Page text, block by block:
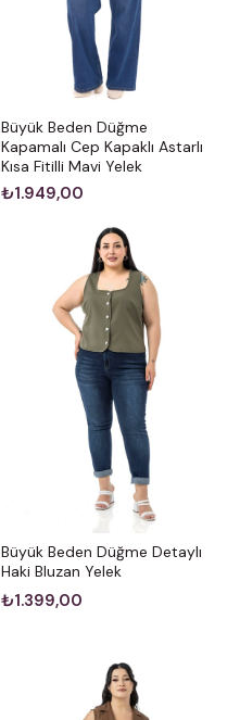
Büyük Beden Düğme
Kapamalı Cep Kapaklı Astarlı
Kısa Fitilli Mavi Yelek
₺1.949,00
Büyük Beden Düğme Detaylı
Haki Bluzan Yelek
₺1.399,00